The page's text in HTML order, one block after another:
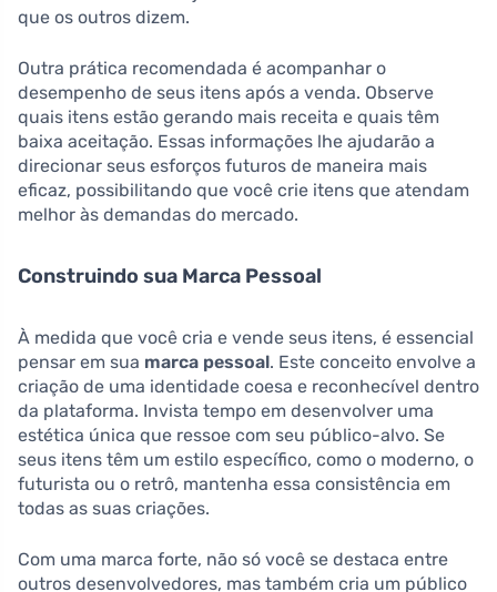
que os outros dizem.
Outra prática recomendada é acompanhar o
desempenho de seus itens após a venda. Observe
quais itens estão gerando mais receita e quais têm
baixa aceitação. Essas informações lhe ajudarão a
direcionar seus esforços futuros de maneira mais
eficaz, possibilitando que você crie itens que atendam
melhor às demandas do mercado.
Construindo sua Marca Pessoal
À medida que você cria e vende seus itens, é essencial
pensar em sua marca pessoal. Este conceito envolve a
criação de uma identidade coesa e reconhecível dentro
da plataforma. Invista tempo em desenvolver uma
estética única que ressoe com seu público-alvo. Se
seus itens têm um estilo específico, como o moderno, o
futurista ou o retrô, mantenha essa consistência em
todas as suas criações.
Com uma marca forte, não só você se destaca entre
outros desenvolvedores, mas também cria um público